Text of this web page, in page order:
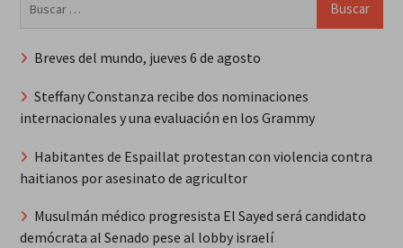
Breves del mundo, jueves 6 de agosto
Steffany Constanza recibe dos nominaciones
internacionales y una evaluación en los Grammy
Habitantes de Espaillat protestan con violencia contra
haitianos por asesinato de agricultor
Musulmán médico progresista El Sayed será candidato
demócrata al Senado pese al lobby israelí